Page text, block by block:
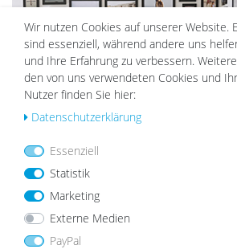
Dankeschön anSibel für den Einblick in
für die Video-Produktion.
PASSENDE
Wu
Wir nutzen Cookies auf unserer Website.
sind essenziell, während andere uns
und Ihre Erfahrung zu verbessern.
den von uns verwendeten Cookies und
Nutzer finden Sie hier:
Daten­schutz­erklärung
Essenziell
Statistik
Marketing
Externe Medien
PayPal